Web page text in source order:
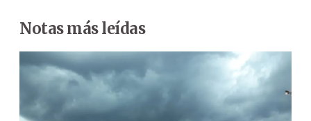
Notas más leídas